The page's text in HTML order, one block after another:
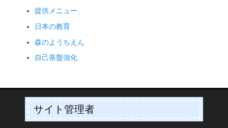
提供メニュー
日本の教育
森のようちえん
自己基盤強化
サイト管理者